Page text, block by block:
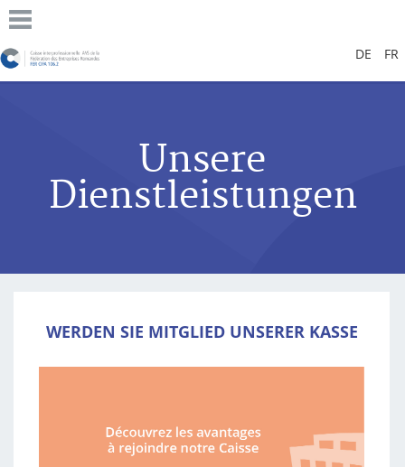
DE FR
Unsere
Dienstleistungen
WERDEN SIE MITGLIED UNSERER KASSE